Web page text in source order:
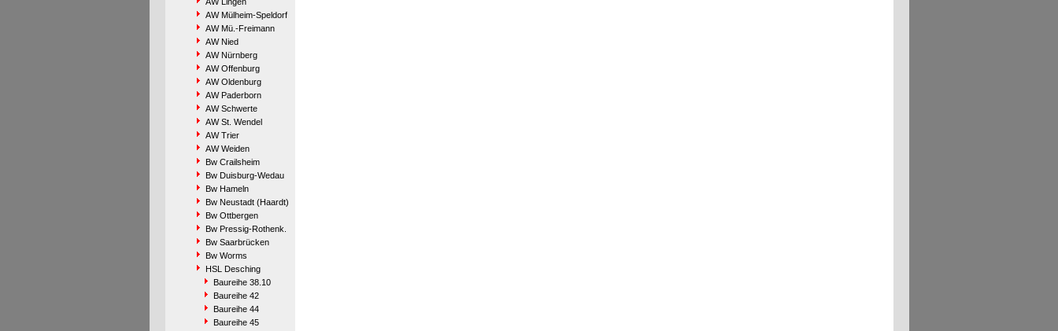
AW Mülheim-Speldorf
AW Mü.-Freimann
AW Nied
AW Nürnberg
AW Offenburg
AW Oldenburg
AW Paderborn
AW Schwerte
AW St. Wendel
AW Trier
AW Weiden
Bw Crailsheim
Bw Duisburg-Wedau
Bw Hameln
Bw Neustadt (Haardt)
Bw Ottbergen
Bw Pressig-Rothenk.
Bw Saarbrücken
Bw Worms
HSL Desching
Baureihe 38.10
Baureihe 42
Baureihe 44
Baureihe 45